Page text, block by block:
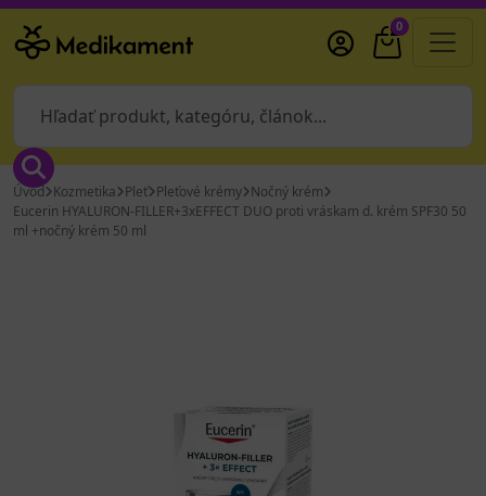
0
Úvod Kozmetika Pleť Pleťové krémy Nočný krém
Eucerin HYALURON-FILLER+3xEFFECT DUO proti vráskam d. krém SPF30 50
ml +nočný krém 50 ml